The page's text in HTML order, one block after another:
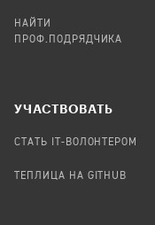
НАЙТИ
ПРОФ.ПОДРЯДЧИКА
УЧАСТВОВАТЬ
СТАТЬ IT-ВОЛОНТЕРОМ
ТЕПЛИЦА НА GITHUB